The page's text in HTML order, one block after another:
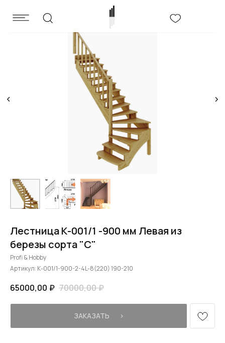
Лестница К-001/1 -900 мм Левая из
березы сорта "С"
Profi & Hobby
Артикул: К-001/1-900-2-4L-8(220) 190-210
65000,00 ₽ 70000,00₽
ЗАКАЗАТЬ⠀⠀›